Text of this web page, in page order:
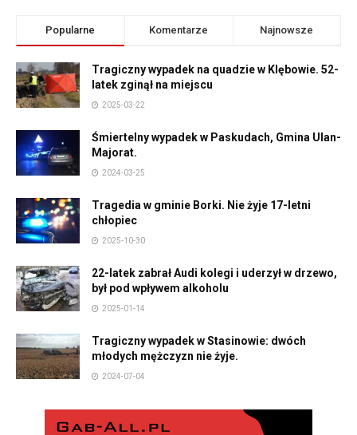
Popularne Komentarze Najnowsze
Tragiczny wypadek na quadzie w Klębowie. 52-
latek zginął na miejscu
2025-03-22
Śmiertelny wypadek w Paskudach, Gmina Ulan-
Majorat.
2024-03-25
Tragedia w gminie Borki. Nie żyje 17-letni
chłopiec
2025-10-30
22-latek zabrał Audi kolegi i uderzył w drzewo,
był pod wpływem alkoholu
2025-01-14
Tragiczny wypadek w Stasinowie: dwóch
młodych mężczyzn nie żyje.
2024-07-04